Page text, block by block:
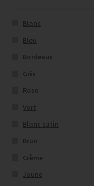
Blanc
Bleu
Bordeaux
Gris
Rose
Vert
Blanc satin
Brun
Crème
Jaune